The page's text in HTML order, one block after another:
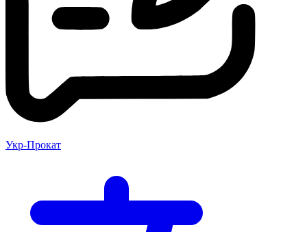
Укр-Прокат